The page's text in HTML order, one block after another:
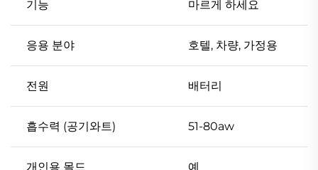
기능 마르게 하세요
응용 분야 호텔, 차량, 가정용
전원 배터리
흡수력 (공기와트) 51-80aw
개인용 몰드 예